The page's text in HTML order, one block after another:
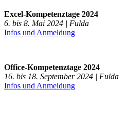
Excel-Kompetenztage 2024
6. bis 8. Mai 2024 | Fulda
Infos und Anmeldung
Office-Kompetenztage 2024
16. bis 18. September 2024 | Fulda
Infos und Anmeldung